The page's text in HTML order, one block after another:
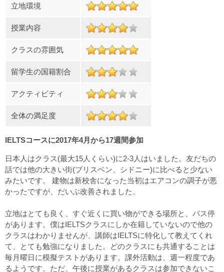
立地環境
授業内容
クラスの雰囲気
留学生の国籍割合
アクティビティ
全体の満足度
IELTSコースに2017年4月から17週間参加
日本人はクラス(最大15人くらい)に2-3人はいました。友だちの
話では他の大きい街(ブリスベン、シドニー)に比べると少ない
みたいです。 建物は新校舎になった当初はエアコンの調子が悪
かったですが、だいぶ改善されました。
立地はとても良く、すぐ近くに買い物ができる場所と、バス停
があります。僕はIELTSクラスにしか在籍していないので他の
クラスはわかりませんが、講師はIELTSに特化して教えてくれ
て、とても勉強になりました。どのクラスにも共通することは
毎月曜日に模擬テストがあります。課外活動は、週一程度であ
るようです。ただ、午後に授業があるクラスは参加できないこ